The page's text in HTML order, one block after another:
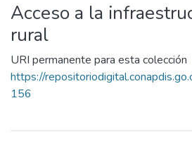
Acceso a la
rural
URI permanente para esta colección
https://
156